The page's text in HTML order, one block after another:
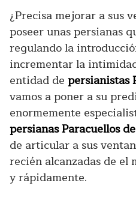
¿Precisa mejorar a sus
poseer unas persianas
regulando la
incrementar la
entidad de persianistas
vamos a poner a su
enormemente
persianas Paracuellos
de articular a sus
recién alcanzadas de el
y rápidamente.